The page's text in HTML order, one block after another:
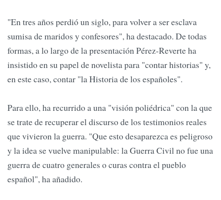
"En tres años perdió un siglo, para volver a ser esclava
sumisa de maridos y confesores", ha destacado. De todas
formas, a lo largo de la presentación Pérez-Reverte ha
insistido en su papel de novelista para "contar historias" y,
en este caso, contar "la Historia de los españoles".
Para ello, ha recurrido a una "visión poliédrica" con la que
se trate de recuperar el discurso de los testimonios reales
que vivieron la guerra. "Que esto desaparezca es peligroso
y la idea se vuelve manipulable: la Guerra Civil no fue una
guerra de cuatro generales o curas contra el pueblo
español", ha añadido.